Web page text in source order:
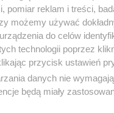
populacji na
decyzja, ta
-
ludzie będą mogli
reklam i treści,
możemy używać
do celów
technologii poprzez
przycisk ustawień
danych nie
będą miały